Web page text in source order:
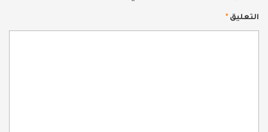
التعليق *